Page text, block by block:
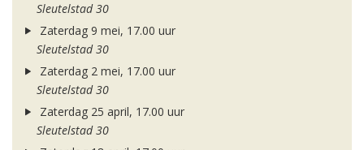
Sleutelstad 30
Zaterdag 9 mei, 17.00 uur
Sleutelstad 30
Zaterdag 2 mei, 17.00 uur
Sleutelstad 30
Zaterdag 25 april, 17.00 uur
Sleutelstad 30